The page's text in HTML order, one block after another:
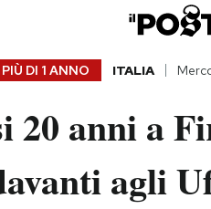
DI 1 ANNO ITALIA
20 anni a
agli